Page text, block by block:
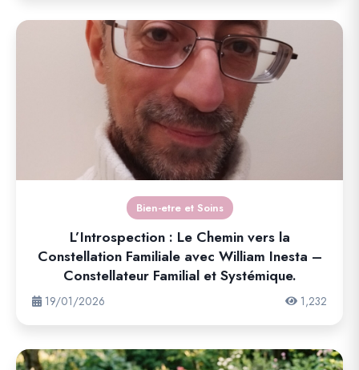
Bien-etre et Soins
L’Introspection : Le Chemin vers la
Constellation Familiale avec William Inesta –
Constellateur Familial et Systémique.
19/01/2026 1,232